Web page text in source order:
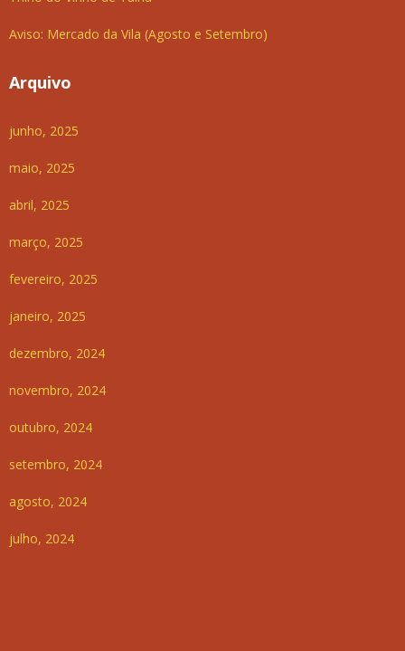
Aviso: Mercado da Vila (Agosto e Setembro)
Arquivo
junho, 2025
maio, 2025
abril, 2025
março, 2025
fevereiro, 2025
janeiro, 2025
dezembro, 2024
novembro, 2024
outubro, 2024
setembro, 2024
agosto, 2024
julho, 2024